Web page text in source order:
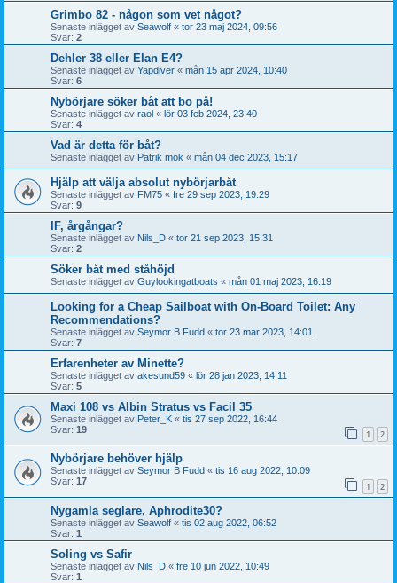
Grimbo 82 - någon som vet något?
Senaste inlägget av Seawolf « tor 23 maj 2024, 09:56
Svar: 2
Dehler 38 eller Elan E4?
Senaste inlägget av Yapdiver « mån 15 apr 2024, 10:40
Svar: 6
Nybörjare söker båt att bo på!
Senaste inlägget av raol « lör 03 feb 2024, 23:40
Svar: 4
Vad är detta för båt?
Senaste inlägget av Patrik mok « mån 04 dec 2023, 15:17
Hjälp att välja absolut nybörjarbåt
Senaste inlägget av FM75 « fre 29 sep 2023, 19:29
Svar: 9
IF, årgångar?
Senaste inlägget av Nils_D « tor 21 sep 2023, 15:31
Svar: 2
Söker båt med ståhöjd
Senaste inlägget av Guylookingatboats « mån 01 maj 2023, 16:19
Looking for a Cheap Sailboat with On-Board Toilet: Any
Recommendations?
Senaste inlägget av Seymor B Fudd « tor 23 mar 2023, 14:01
Svar: 7
Erfarenheter av Minette?
Senaste inlägget av akesund59 « lör 28 jan 2023, 14:11
Svar: 5
Maxi 108 vs Albin Stratus vs Facil 35
Senaste inlägget av Peter_K « tis 27 sep 2022, 16:44
Svar: 19 1 2
Nybörjare behöver hjälp
Senaste inlägget av Seymor B Fudd « tis 16 aug 2022, 10:09
Svar: 17 1 2
Nygamla seglare, Aphrodite30?
Senaste inlägget av Seawolf « tis 02 aug 2022, 06:52
Svar: 1
Soling vs Safir
Senaste inlägget av Nils_D « fre 10 jun 2022, 10:49
Svar: 1